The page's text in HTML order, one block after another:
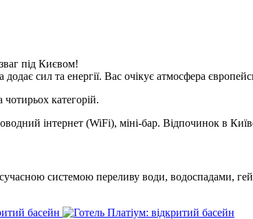
під Києвом!
сил та енергії. Вас очікує атмосфера
категорій.
інтернет (WiFi), міні-бар. Відпочинок в
системою переливу води, водоспадами,